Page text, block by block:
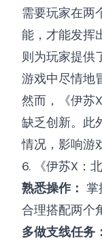
需要玩家在两
能，才能发挥
则为玩家提供
游戏中尽情地
然而，《伊苏
缺乏创新。此
情况，影响游
6. 《伊苏X：
熟悉操作： 掌
合理搭配两个
多做支线任务：